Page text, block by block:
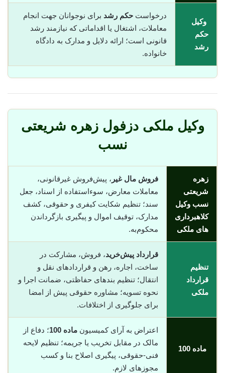
وکیل
حکم
رشد
درخواست حکم رشد برای نوجوانان جهت انجام
معاملات، اشتغال یا اقداماتی که نیازمند رشد
قانونی است؛ ارائه دلایل و مدارک به دادگاه
خانواده.
وکیل ملکی دزفول زهره شریعتی
نسب
زهره
شریعتی
نسب وکیل
کلاهبرداری
های ملکی
فروش مال غیر ، پیش‌فروش غیرقانونی،
معاملات معارض، سوء‌استفاده از اسناد، جعل
سند؛ تنظیم شکایت کیفری و حقوقی، کشف
مدارک، توقیف اموال و پیگیری بازگرداندن
محکوم‌به.
تنظیم
قرارداد
ملکی
قرارداد پیش‌خرید، فروش، مشارکت در
ساخت، اجاره، رهن و قراردادهای نقل و
انتقال؛ تنظیم بندهای حفاظتی، ضمانت اجرا و
نحوه تسویه؛ مشاوره حقوقی پیش از امضا
برای جلوگیری از اختلافات.
ماده 100
اعتراض به آرای کمیسیون ماده 100
؛ دفاع از
مالک در مقابل تخریب یا جریمه؛ تنظیم لایحه
فنی-حقوقی، پیگیری اصلاح بنا و کسب
مجوزهای لازم.